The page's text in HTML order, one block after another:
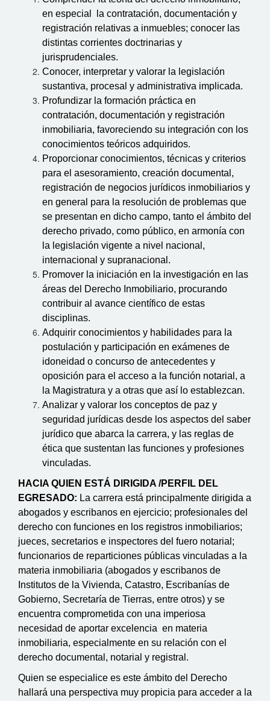
en especial la contratación, documentación y
registración relativas a inmuebles; conocer las
distintas corrientes doctrinarias y
jurisprudenciales.
Conocer, interpretar y valorar la legislación
sustantiva, procesal y administrativa implicada.
Profundizar la formación práctica en
contratación, documentación y registración
inmobiliaria, favoreciendo su integración con los
conocimientos teóricos adquiridos.
Proporcionar conocimientos, técnicas y criterios
para el asesoramiento, creación documental,
registración de negocios jurídicos inmobiliarios y
en general para la resolución de problemas que
se presentan en dicho campo, tanto el ámbito del
derecho privado, como público, en armonía con
la legislación vigente a nivel nacional,
internacional y supranacional.
Promover la iniciación en la investigación en las
áreas del Derecho Inmobiliario, procurando
contribuir al avance científico de estas
disciplinas.
Adquirir conocimientos y habilidades para la
postulación y participación en exámenes de
idoneidad o concurso de antecedentes y
oposición para el acceso a la función notarial, a
la Magistratura y a otras que así lo establezcan.
Analizar y valorar los conceptos de paz y
seguridad jurídicas desde los aspectos del saber
jurídico que abarca la carrera, y las reglas de
ética que sustentan las funciones y profesiones
vinculadas.
HACIA QUIEN ESTÁ DIRIGIDA /PERFIL DEL
EGRESADO: La carrera está principalmente dirigida a
abogados y escribanos en ejercicio; profesionales del
derecho con funciones en los registros inmobiliarios;
jueces, secretarios e inspectores del fuero notarial;
funcionarios de reparticiones públicas vinculadas a la
materia inmobiliaria (abogados y escribanos de
Institutos de la Vivienda, Catastro, Escribanías de
Gobierno, Secretaría de Tierras, entre otros) y se
encuentra comprometida con una imperiosa
necesidad de aportar excelencia en materia
inmobiliaria, especialmente en su relación con el
derecho documental, notarial y registral.
Quien se especialice es este ámbito del Derecho
hallará una perspectiva muy propicia para acceder a la